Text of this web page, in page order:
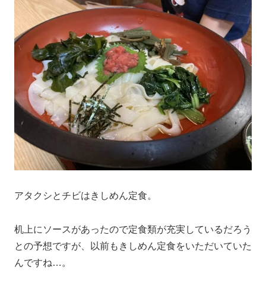
アタクシとチビはきしめん定食。
机上にソースがあったので定食類が充実しているだろう
との予想ですが、以前もきしめん定食をいただいていた
んですね…。